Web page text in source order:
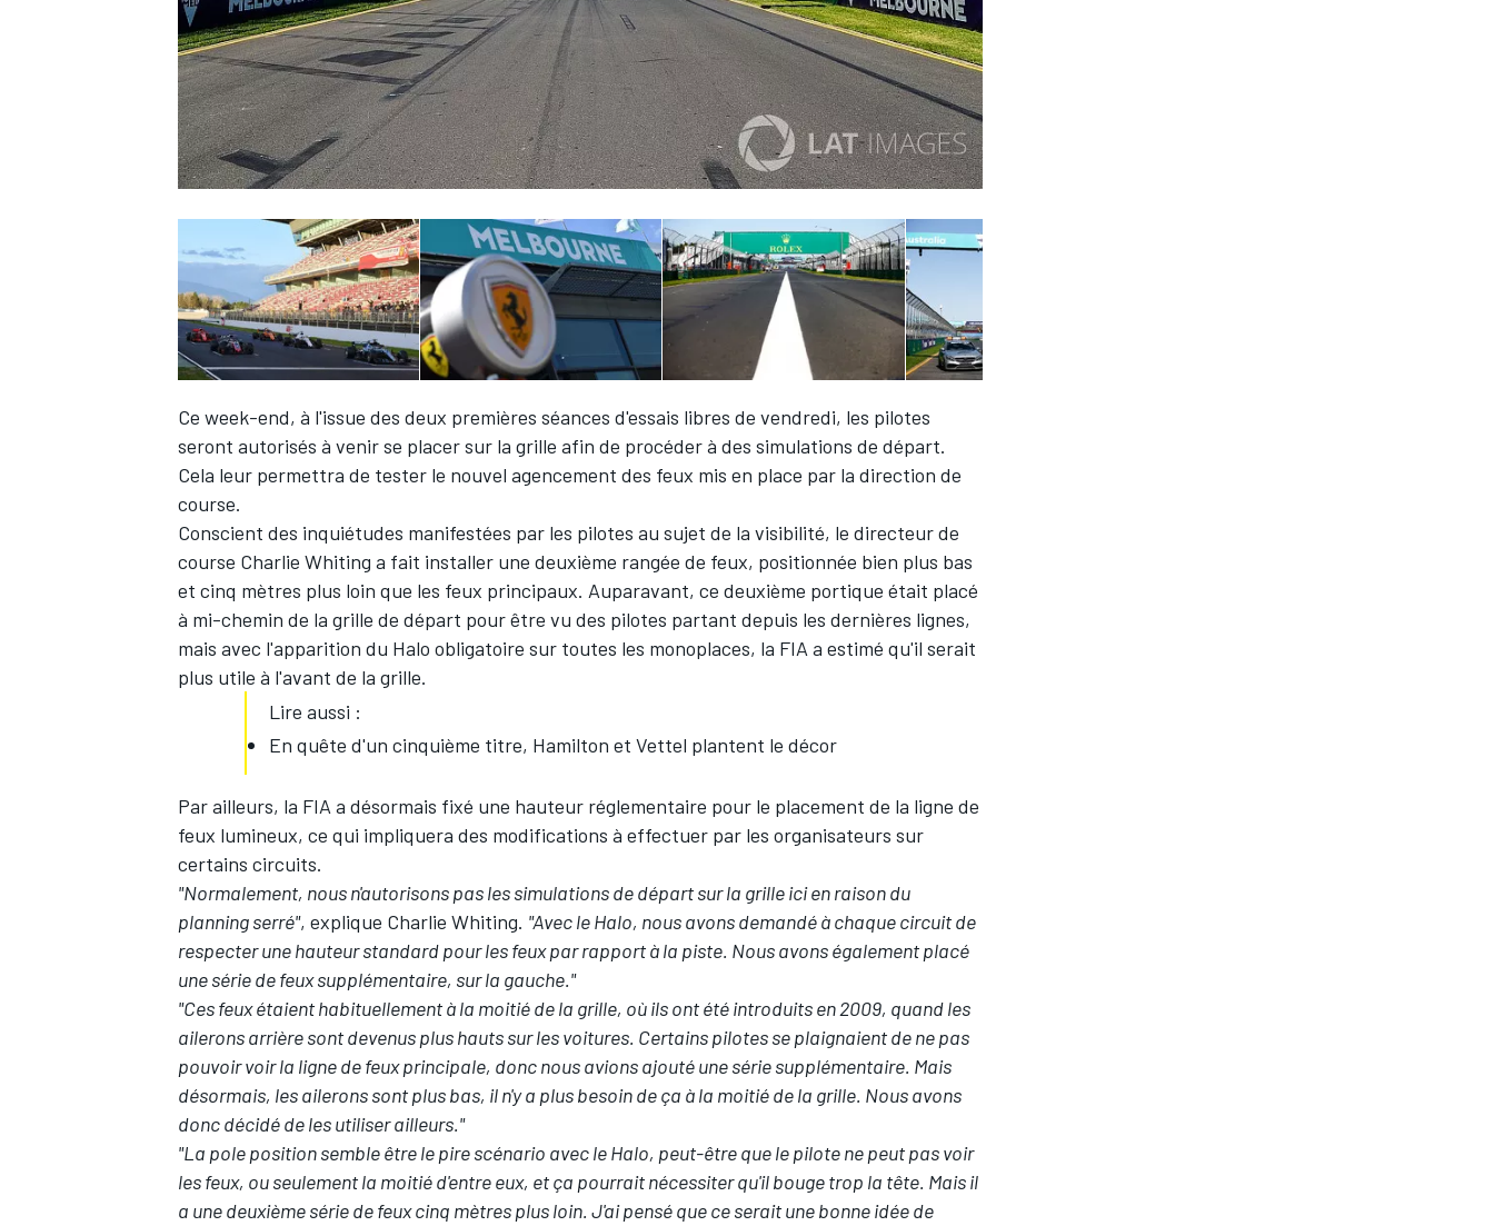
WEC
Ce week-end, à l'issue des deux premières séances d'essais libres de vendredi, les pilotes
seront autorisés à venir se placer sur la grille afin de procéder à des simulations de départ.
Cela leur permettra de tester le nouvel agencement des feux mis en place par la direction de
course.
Conscient des inquiétudes manifestées par les pilotes au sujet de la visibilité, le directeur de
course Charlie Whiting a fait installer une deuxième rangée de feux, positionnée bien plus bas
et cinq mètres plus loin que les feux principaux. Auparavant, ce deuxième portique était placé
à mi-chemin de la grille de départ pour être vu des pilotes partant depuis les dernières lignes,
mais avec l'apparition du Halo obligatoire sur toutes les monoplaces, la FIA a estimé qu'il serait
plus utile à l'avant de la grille.
Lire aussi :
En quête d'un cinquième titre, Hamilton et Vettel plantent le décor
Par ailleurs, la FIA a désormais fixé une hauteur réglementaire pour le placement de la ligne de
feux lumineux, ce qui impliquera des modifications à effectuer par les organisateurs sur
certains circuits.
"Normalement, nous n'autorisons pas les simulations de départ sur la grille ici en raison du
planning serré", explique Charlie Whiting. "Avec le Halo, nous avons demandé à chaque circuit de
respecter une hauteur standard pour les feux par rapport à la piste. Nous avons également placé
une série de feux supplémentaire, sur la gauche."
"Ces feux étaient habituellement à la moitié de la grille, où ils ont été introduits en 2009, quand les
ailerons arrière sont devenus plus hauts sur les voitures. Certains pilotes se plaignaient de ne pas
pouvoir voir la ligne de feux principale, donc nous avions ajouté une série supplémentaire. Mais
désormais, les ailerons sont plus bas, il n'y a plus besoin de ça à la moitié de la grille. Nous avons
donc décidé de les utiliser ailleurs."
"La pole position semble être le pire scénario avec le Halo, peut-être que le pilote ne peut pas voir
les feux, ou seulement la moitié d'entre eux, et ça pourrait nécessiter qu'il bouge trop la tête. Mais il
a une deuxième série de feux cinq mètres plus loin. J'ai pensé que ce serait une bonne idée de